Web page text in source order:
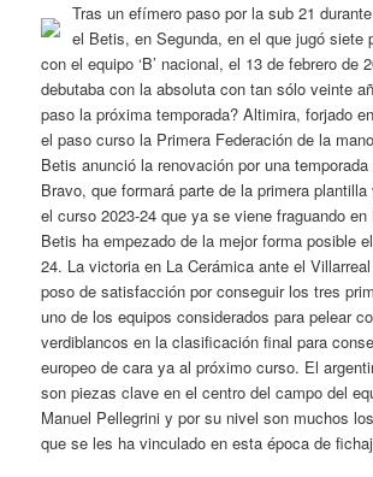
Tras un efímero paso por la sub 21
el Betis, en Segunda, en el que jugó siete
con el equipo ‘B’ nacional, el 13 de febrero de
debutaba con la absoluta con tan sólo veinte
paso la próxima temporada? Altimira, forjado
el paso curso la Primera Federación de la
Betis anunció la renovación por una
Bravo, que formará parte de la primera
el curso 2023-24 que ya se viene fraguando
Betis ha empezado de la mejor forma posible
24. La victoria en La Cerámica ante el
poso de satisfacción por conseguir los tres
uno de los equipos considerados para pelear
verdiblancos en la clasificación final para
europeo de cara ya al próximo curso. El
son piezas clave en el centro del campo del
Manuel Pellegrini y por su nivel son muchos
que se les ha vinculado en esta época de